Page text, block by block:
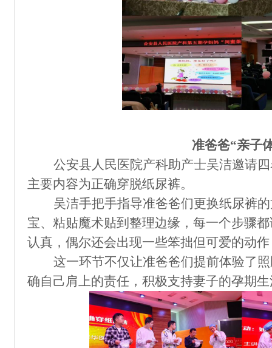
准爸爸“亲子
公安县人民医院产科助产士吴洁邀请
主要内容为正确穿脱纸尿裤。
吴洁手把手指导准爸爸们更换纸尿裤
宝、粘贴魔术贴到整理边缘，每一个步骤
认真，偶尔还会出现一些笨拙但可爱的动
这一环节不仅让准爸爸们提前体验了
确自己肩上的责任，积极支持妻子的孕期